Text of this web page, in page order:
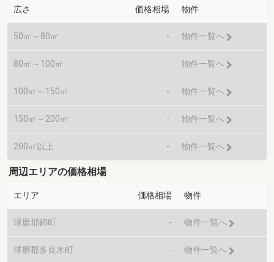
広さ 価格相場 物件
50㎡～80㎡ - 物件一覧へ
80㎡～100㎡ - 物件一覧へ
100㎡～150㎡ - 物件一覧へ
150㎡～200㎡ - 物件一覧へ
200㎡以上 - 物件一覧へ
周辺エリアの価格相場
エリア 価格相場 物件
球磨郡錦町 - 物件一覧へ
球磨郡多良木町 - 物件一覧へ